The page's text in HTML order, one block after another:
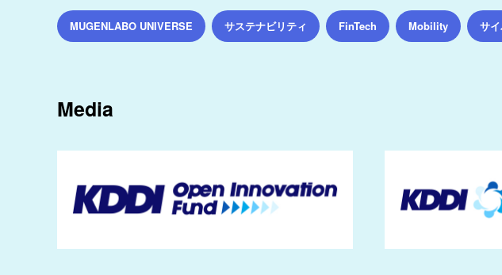
MUGENLABO UNIVERSE サステナビリティ FinTech Mobility サ
Media